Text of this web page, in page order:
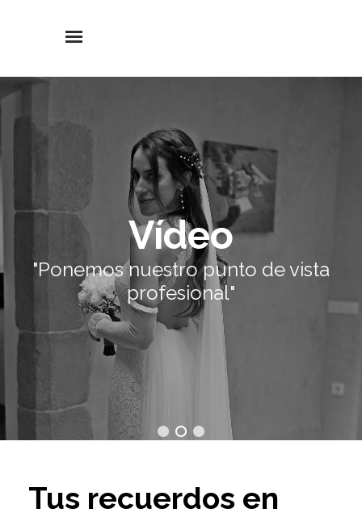
Vídeo
"Creamos la película de tu boda"
Vídeo
"Ponemos nuestro punto de vista
profesional"
Tus recuerdos en